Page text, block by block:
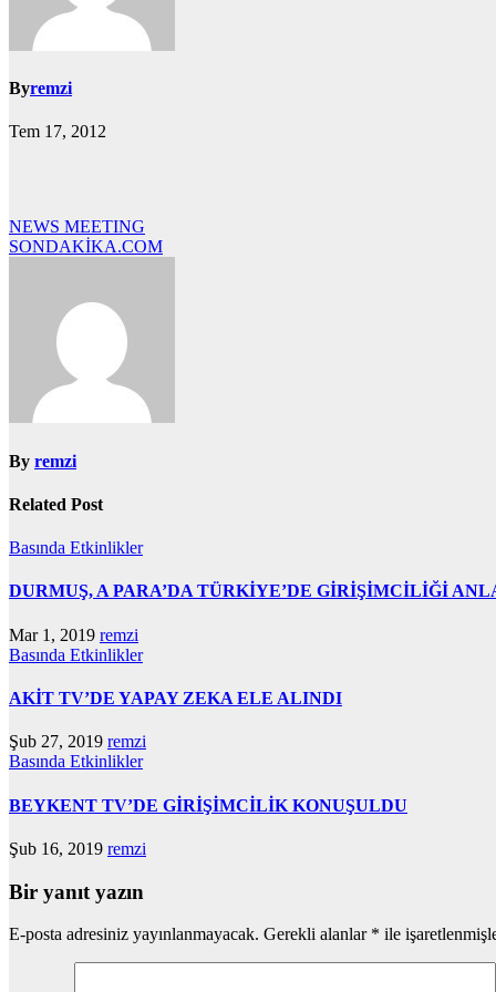
Byremzi
Tem 17, 2012
Yazı
gezinmesi
NEWS MEETING
SONDAKİKA.COM
By remzi
Related Post
Basında Etkinlikler
DURMUŞ, A PARA’DA TÜRKİYE’DE GİRİŞİMCİLİĞİ
Mar 1, 2019 remzi
Basında Etkinlikler
AKİT TV’DE YAPAY ZEKA ELE ALINDI
Şub 27, 2019 remzi
Basında Etkinlikler
BEYKENT TV’DE GİRİŞİMCİLİK KONUŞULDU
Şub 16, 2019 remzi
Bir yanıt yazın
E-posta adresiniz yayınlanmayacak. Gerekli alanlar * ile